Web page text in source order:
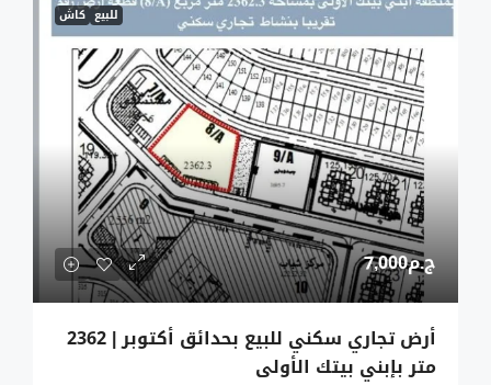
للبيع كاش
ج.م7,000
أرض تجاري سكني للبيع بحدائق أكتوبر | 2362
متر بإبني بيتك الأولى